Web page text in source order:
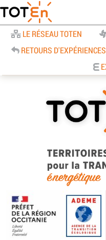
LE RÉSEAU TOTEN
RETOURS D'EXPÉRIENCES
TOTEn
d’Occitanie